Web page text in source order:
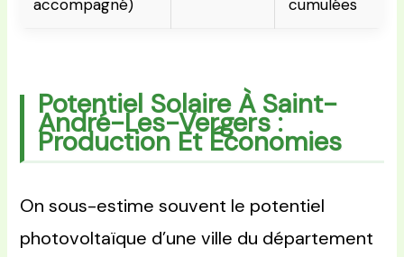
accompagné)
cumulées
Potentiel Solaire À Saint-
André-Les-Vergers :
Production Et Économies
On sous-estime souvent le potentiel
photovoltaïque d’une ville du département